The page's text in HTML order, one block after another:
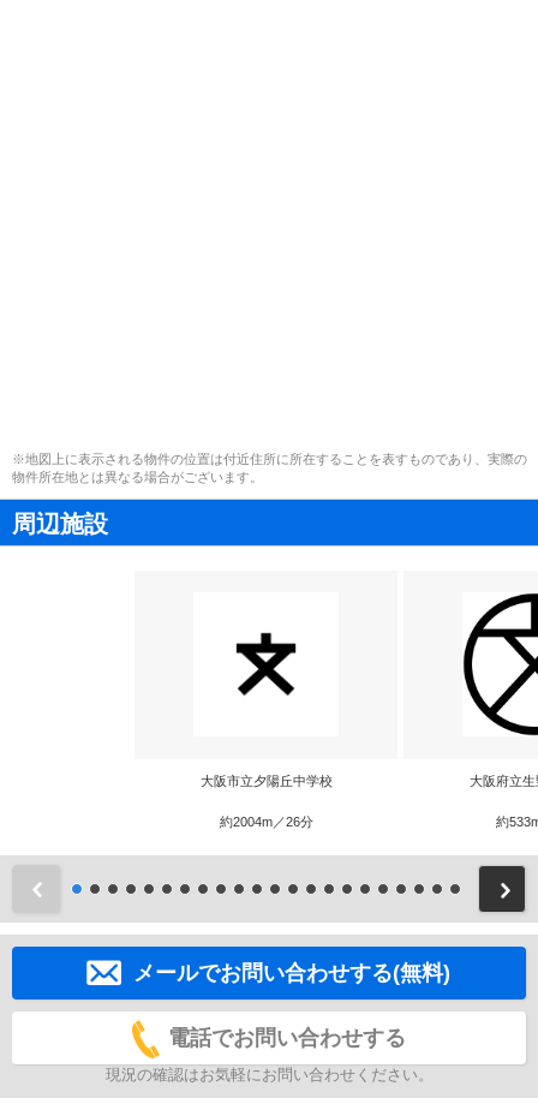
※地図上に表示される物件の位置は付近住所に所在することを表すものであり、実際の
物件所在地とは異なる場合がございます。
周辺施設
大阪市立夕陽丘中学校
約2004m／26分
大阪府立
約
前
メールでお問い合わせする(無料)
電話でお問い合わせする
現況の確認はお気軽にお問い合わせください。